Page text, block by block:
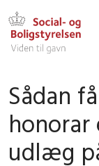
Sådan
udlæg